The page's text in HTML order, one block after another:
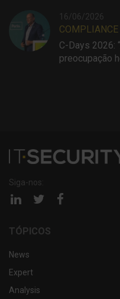
16/06/2026
COMPLIANCE
C-Days 2026:
preocupação
Siga-nos:
Página Página
TÓPICOS
News
Expert
Analysis